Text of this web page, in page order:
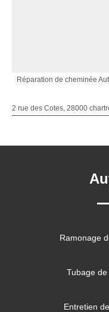
Réparation de cheminée
2 rue des Cotes, 28000
Ramonage
Tubage
Entretien